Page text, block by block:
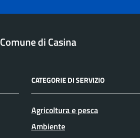
Comune di Casina
CATEGORIE DI SERVIZIO
Agricoltura e pesca
Ambiente